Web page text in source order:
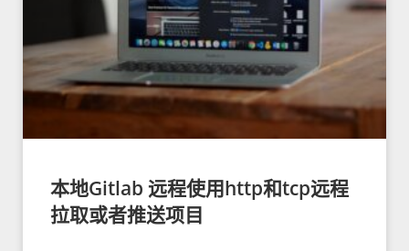
本地Gitlab 远程使用http和tcp远程
拉取或者推送项目